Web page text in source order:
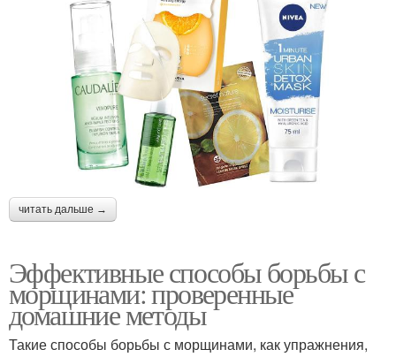
читать дальше →
Эффективные способы борьбы с
морщинами: проверенные
домашние методы
Такие способы борьбы с морщинами, как упражнения,